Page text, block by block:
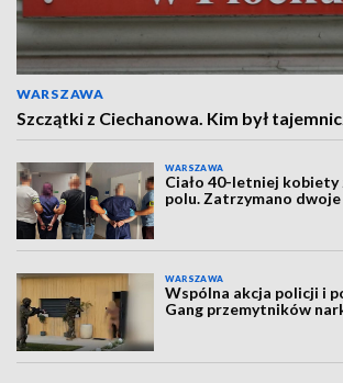
WARSZAWA
Szczątki z Ciechanowa. Kim był
WARSZAWA
Ciało 40-letniej kobiety
polu. Zatrzymano
WARSZAWA
Wspólna akcja policji i
Gang przemytników